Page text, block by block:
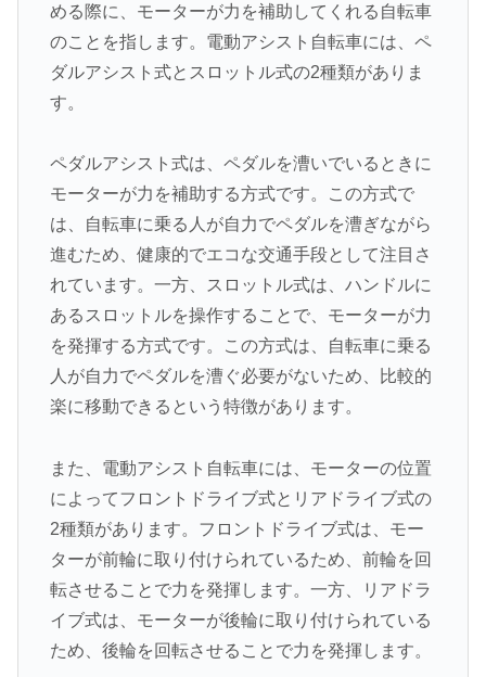
める際に、モーターが力を補助してくれる自転車
のことを指します。電動アシスト自転車には、ペ
ダルアシスト式とスロットル式の2種類がありま
す。
ペダルアシスト式は、ペダルを漕いでいるときに
モーターが力を補助する方式です。この方式で
は、自転車に乗る人が自力でペダルを漕ぎながら
進むため、健康的でエコな交通手段として注目さ
れています。一方、スロットル式は、ハンドルに
あるスロットルを操作することで、モーターが力
を発揮する方式です。この方式は、自転車に乗る
人が自力でペダルを漕ぐ必要がないため、比較的
楽に移動できるという特徴があります。
また、電動アシスト自転車には、モーターの位置
によってフロントドライブ式とリアドライブ式の
2種類があります。フロントドライブ式は、モー
ターが前輪に取り付けられているため、前輪を回
転させることで力を発揮します。一方、リアドラ
イブ式は、モーターが後輪に取り付けられている
ため、後輪を回転させることで力を発揮します。